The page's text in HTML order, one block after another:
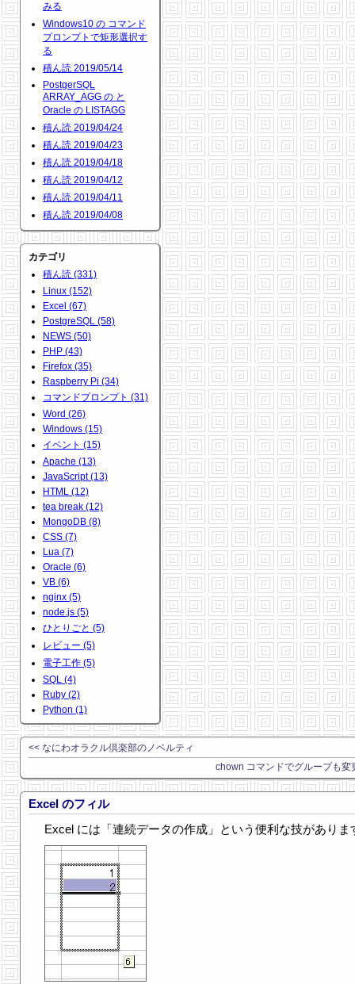
みる
Windows10 の コマンド
プロンプトで矩形選択す
る
積ん読 2019/05/14
PostgerSQL
ARRAY_AGG の と
Oracle の LISTAGG
積ん読 2019/04/24
積ん読 2019/04/23
積ん読 2019/04/18
積ん読 2019/04/12
積ん読 2019/04/11
積ん読 2019/04/08
カテゴリ
積ん読 (331)
Linux (152)
Excel (67)
PostgreSQL (58)
NEWS (50)
PHP (43)
Firefox (35)
Raspberry Pi (34)
コマンドプロンプト (31)
Word (26)
Windows (15)
イベント (15)
Apache (13)
JavaScript (13)
HTML (12)
tea break (12)
MongoDB (8)
CSS (7)
Lua (7)
Oracle (6)
VB (6)
nginx (5)
node.js (5)
ひとりごと (5)
レビュー (5)
電子工作 (5)
SQL (4)
Ruby (2)
Python (1)
<< なにわオラクル倶楽部のノベルティ
chown コマンドでグループも変
Excel のフィル
Excel には「連続データの作成」という便利な技がありま